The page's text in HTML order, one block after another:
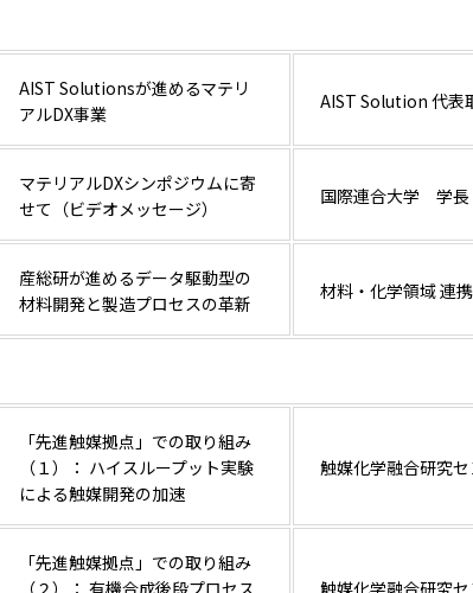
AIST Solutionsが進めるマテリ
アルDX事業
AIST Solution 代表
マテリアルDXシンポジウムに寄
せて（ビデオメッセージ）
国際連合大学 学長
産総研が進めるデータ駆動型の
材料開発と製造プロセスの革新
材料・化学領域 連
「先進触媒拠点」での取り組み
（１）： ハイスループット実験
による触媒開発の加速
触媒化学融合研究
「先進触媒拠点」での取り組み